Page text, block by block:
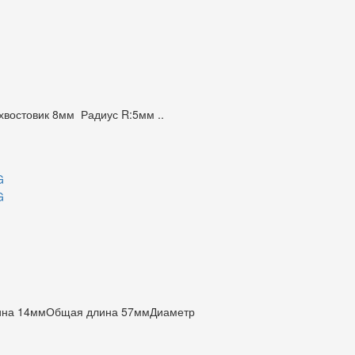
8мм Радиус R:5мм ..
14ммОбщая длина 57ммДиаметр